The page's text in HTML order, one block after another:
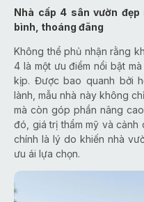
Nhà cấp 4 sân vườn
bình, thoáng đãng
Không thể phủ nhận rằng
4 là một ưu điểm nổi bật
kịp. Được bao quanh bởi
lành, mẫu nhà này không
mà còn góp phần nâng
đó, giá trị thẩm mỹ và cảnh
chính là lý do khiến nhà
ưu ái lựa chọn.